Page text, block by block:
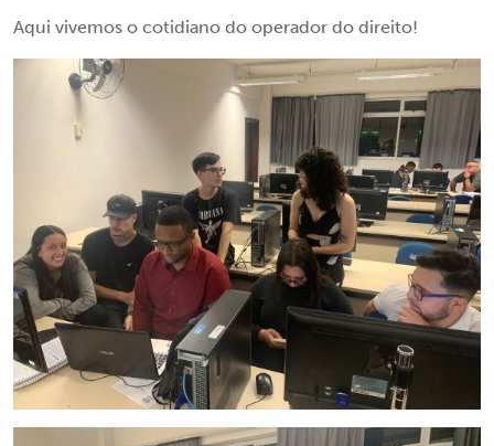
Aqui vivemos o cotidiano do operador do direito!